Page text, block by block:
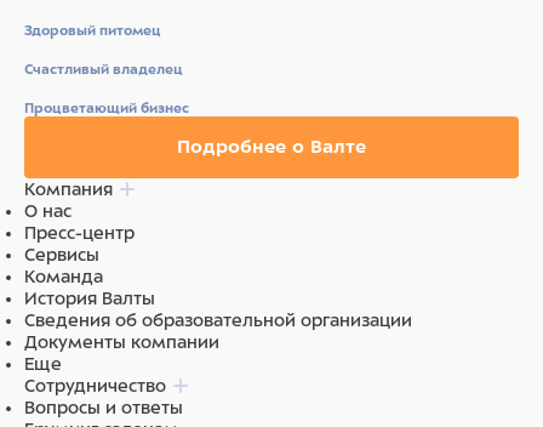
Здоровый питомец
Счастливый владелец
Процветающий бизнес
Подробнее о Валте
Компания
О нас
Пресс-центр
Сервисы
Команда
История Валты
Сведения об образовательной организации
Документы компании
Еще
Сотрудничество
Вопросы и ответы